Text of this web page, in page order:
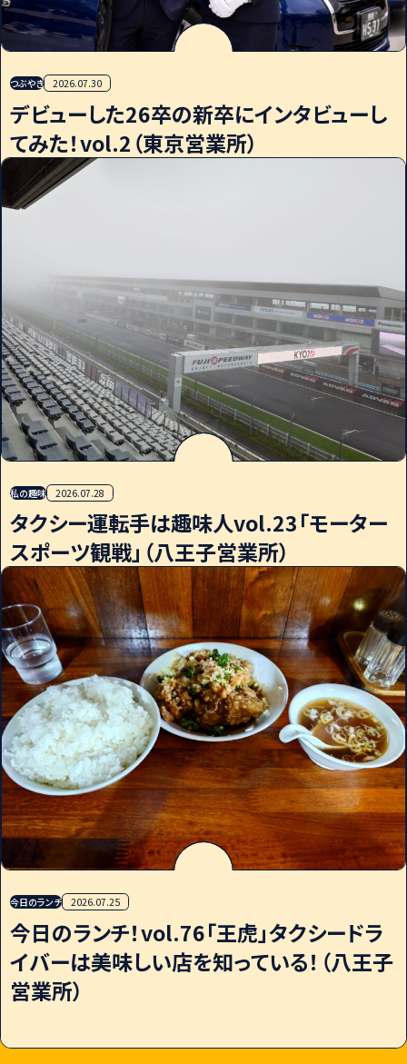
つぶやき 2026.07.30
デビューした26卒の新卒にインタビューし
てみた！vol.2（東京営業所）
私の趣味 2026.07.28
タクシー運転手は趣味人vol.23「モーター
スポーツ観戦」（八王子営業所）
今日のランチ 2026.07.25
今日のランチ！vol.76「王虎」タクシードラ
イバーは美味しい店を知っている！（八王子
営業所）